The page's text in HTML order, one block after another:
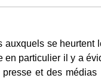
auxquels se heurtent
en particulier il y a
et des